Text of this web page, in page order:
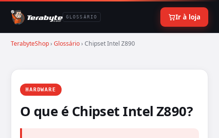
GLOSSÁRIO Ir à loja
TerabyteShop› Glossário› Chipset Intel Z890
HARDWARE
O que é Chipset Intel Z890?